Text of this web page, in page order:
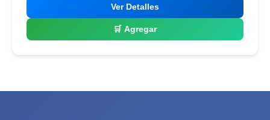
Ver Detalles
🛒 Agregar